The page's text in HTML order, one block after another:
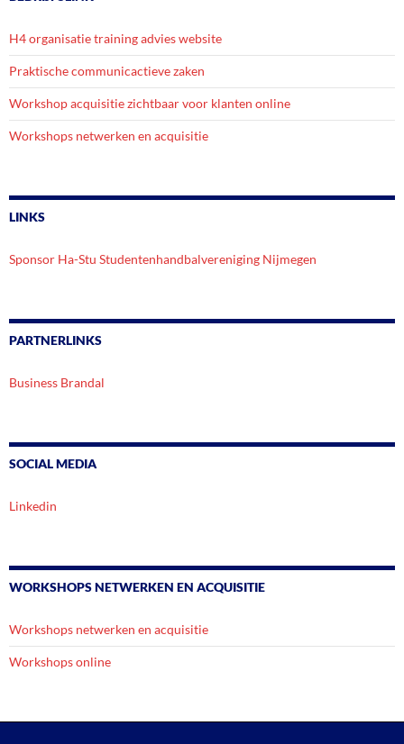
H4 organisatie training advies website
Praktische communicactieve zaken
Workshop acquisitie zichtbaar voor klanten online
Workshops netwerken en acquisitie
LINKS
Sponsor Ha-Stu Studentenhandbalvereniging Nijmegen
PARTNERLINKS
Business Brandal
SOCIAL MEDIA
Linkedin
WORKSHOPS NETWERKEN EN ACQUISITIE
Workshops netwerken en acquisitie
Workshops online